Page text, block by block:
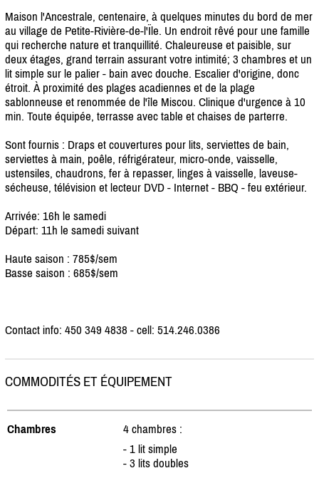
Maison l'Ancestrale, centenaire, à quelques minutes du bord de mer
au village de Petite-Rivière-de-l'Ïle. Un endroit rêvé pour une famille
qui recherche nature et tranquillité. Chaleureuse et paisible, sur
deux étages, grand terrain assurant votre intimité; 3 chambres et un
lit simple sur le palier - bain avec douche. Escalier d'origine, donc
étroit. À proximité des plages acadiennes et de la plage
sablonneuse et renommée de l'île Miscou. Clinique d'urgence à 10
min. Toute équipée, terrasse avec table et chaises de parterre.
Sont fournis : Draps et couvertures pour lits, serviettes de bain,
serviettes à main, poêle, réfrigérateur, micro-onde, vaisselle,
ustensiles, chaudrons, fer à repasser, linges à vaisselle, laveuse-
sécheuse, télévision et lecteur DVD - Internet - BBQ - feu extérieur.
Arrivée: 16h le samedi
Départ: 11h le samedi suivant
Haute saison : 785$/sem
Basse saison : 685$/sem
Contact info: 450 349 4838 - cell: 514.246.0386
COMMODITÉS ET ÉQUIPEMENT
Chambres
4 chambres :
- 1 lit simple
- 3 lits doubles